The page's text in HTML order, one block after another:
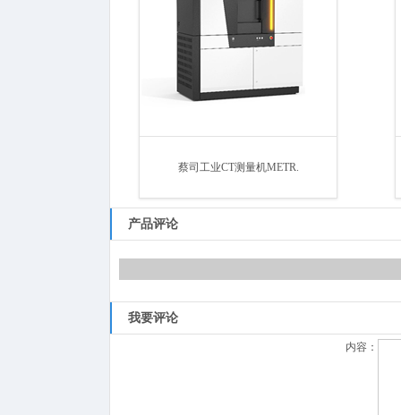
蔡司工业CT测量机METR.
产品评论
我要评论
内容：